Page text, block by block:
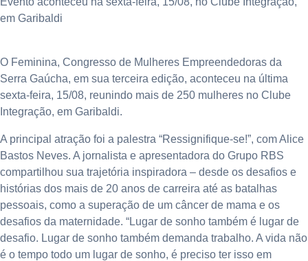
em Garibaldi
O Feminina, Congresso de Mulheres Empreendedoras da
Serra Gaúcha, em sua terceira edição, aconteceu na última
sexta-feira, 15/08, reunindo mais de 250 mulheres no Clube
Integração, em Garibaldi.
A principal atração foi a palestra “Ressignifique-se!”, com Alice
Bastos Neves. A jornalista e apresentadora do Grupo RBS
compartilhou sua trajetória inspiradora – desde os desafios e
histórias dos mais de 20 anos de carreira até as batalhas
pessoais, como a superação de um câncer de mama e os
desafios da maternidade. “Lugar de sonho também é lugar de
desafio. Lugar de sonho também demanda trabalho. A vida não
é o tempo todo um lugar de sonho, é preciso ter isso em